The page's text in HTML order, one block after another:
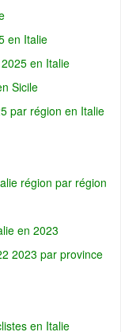
en Italie
en Italie
Sicile
par région en Italie
région par région
en 2023
2023 par province
en Italie